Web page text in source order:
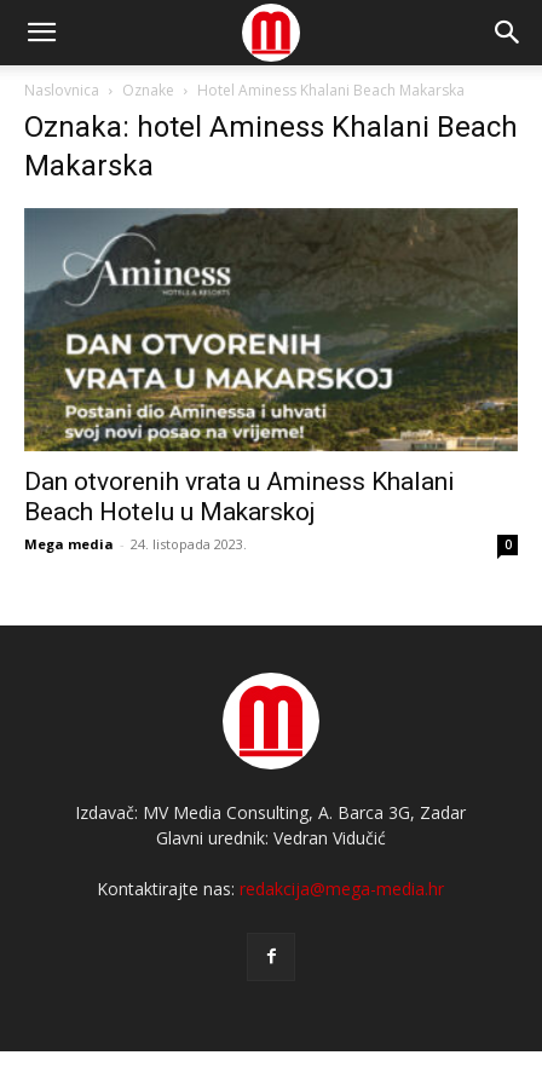
Naslovnica Oznake Hotel Aminess Khalani Beach Makarska
Oznaka: hotel Aminess Khalani Beach
Makarska
Dan otvorenih vrata u Aminess Khalani
Beach Hotelu u Makarskoj
Mega media - 24. listopada 2023. 0
Izdavač: MV Media Consulting, A. Barca 3G, Zadar
Glavni urednik: Vedran Vidučić
Kontaktirajte nas:redakcija@mega-media.hr